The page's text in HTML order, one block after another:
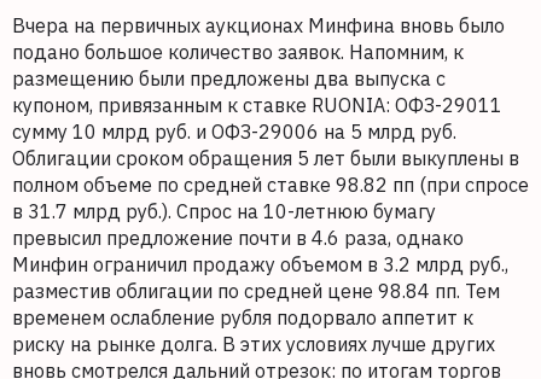
Вчера на первичных аукционах Минфина вновь было
подано большое количество заявок. Напомним, к
размещению были предложены два выпуска с
купоном, привязанным к ставке RUONIA: ОФЗ-29011
сумму 10 млрд руб. и ОФЗ-29006 на 5 млрд руб.
Облигации сроком обращения 5 лет были выкуплены в
полном объеме по средней ставке 98.82 пп (при спросе
в 31.7 млрд руб.). Спрос на 10-летнюю бумагу
превысил предложение почти в 4.6 раза, однако
Минфин ограничил продажу объемом в 3.2 млрд руб.,
разместив облигации по средней цене 98.84 пп. Тем
временем ослабление рубля подорвало аппетит к
риску на рынке долга. В этих условиях лучше других
вновь смотрелся дальний отрезок: по итогам торгов